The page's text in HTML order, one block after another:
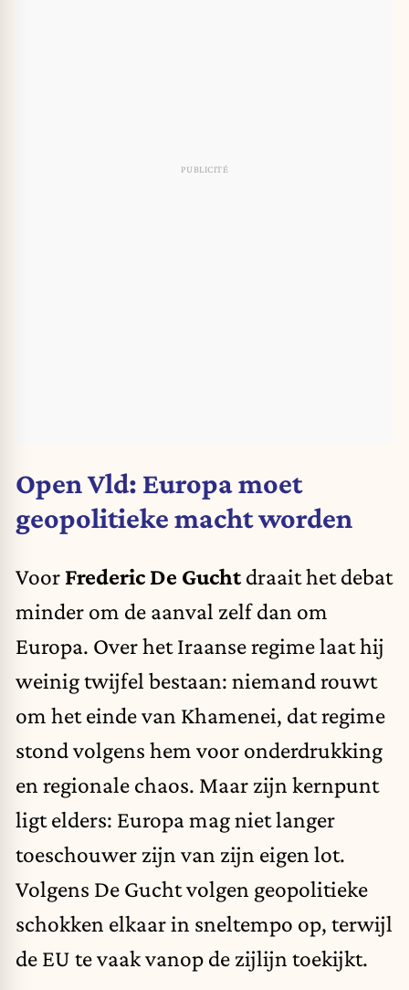
Open Vld: Europa moet
geopolitieke macht worden
Voor Frederic De Gucht draait het debat
minder om de aanval zelf dan om
Europa. Over het Iraanse regime laat hij
weinig twijfel bestaan: niemand rouwt
om het einde van Khamenei, dat regime
stond volgens hem voor onderdrukking
en regionale chaos. Maar zijn kernpunt
ligt elders: Europa mag niet langer
toeschouwer zijn van zijn eigen lot.
Volgens De Gucht volgen geopolitieke
schokken elkaar in sneltempo op, terwijl
de EU te vaak vanop de zijlijn toekijkt.